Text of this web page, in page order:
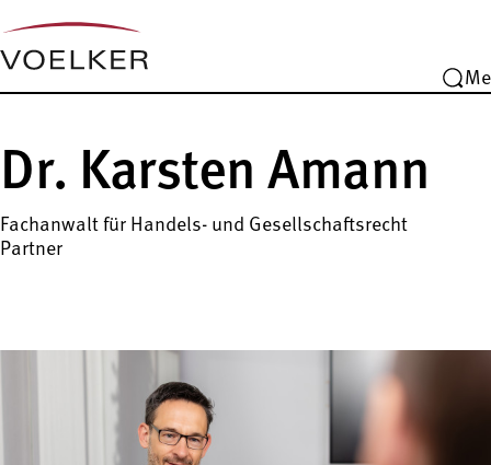
Dr. Karsten Amann
Fachanwalt für Handels- und Gesellschaftsrecht
Partner